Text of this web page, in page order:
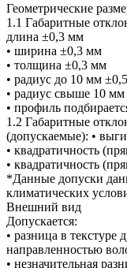
Геометрические
1.1 Габаритные
длина ±0,3 мм
• ширина ±0,3 мм
• толщина ±0,3 мм
• радиус до 10 мм
• радиус свыше 10
• профиль
1.2 Габаритные
(допускаемые): •
• квадратичность
• квадратичность
*Данные допуски
климатических
Внешний вид
Допускается:
• разница в текстуре
направленностью
• незначительная